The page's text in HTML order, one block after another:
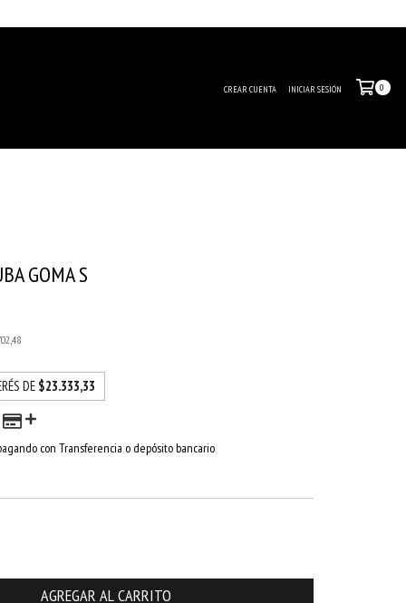
CREAR CUENTA INICIAR SESIÓN 0
GOMA S
DE $23.333,33
con Transferencia o depósito bancario